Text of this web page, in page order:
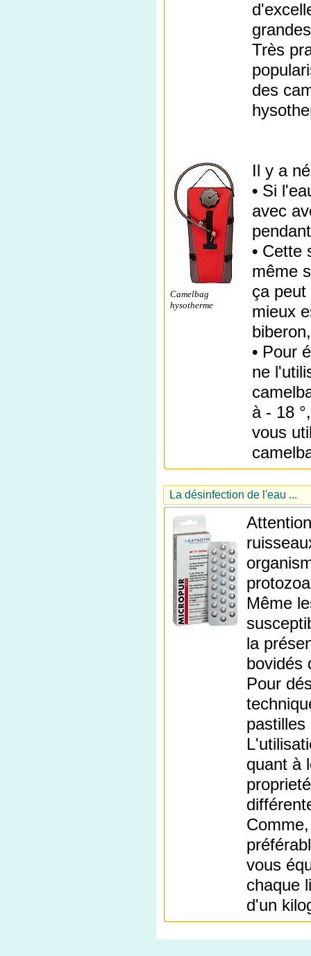
Très
des
Camelbag
hysotherme
Il y a
• Si
avec
• Cette
même
ça peut
mieux
• Pour
ne
à - 18
vous
La désinfection de l'eau ...
Même
la
bovidés
Pour
pastilles
quant à
vous
chaque
d'un